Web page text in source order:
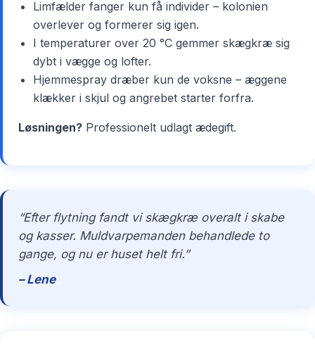
Limfælder fanger kun få individer – kolonien
overlever og formerer sig igen.
I temperaturer over 20 °C gemmer skægkræ sig
dybt i vægge og lofter.
Hjemmespray dræber kun de voksne – æggene
klækker i skjul og angrebet starter forfra.
Løsningen? Professionelt udlagt ædegift.
“Efter flytning fandt vi skægkræ overalt i skabe
og kasser. Muldvarpemanden behandlede to
gange, og nu er huset helt fri.”
– Lene